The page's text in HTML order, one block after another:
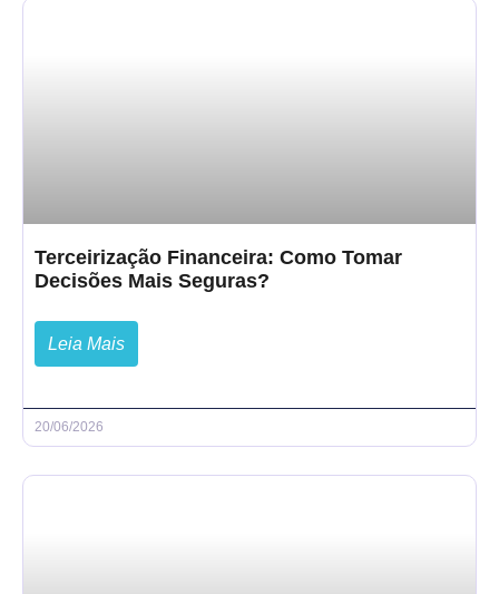
Terceirização Financeira: Como Tomar
Decisões Mais Seguras?
Leia Mais
20/06/2026